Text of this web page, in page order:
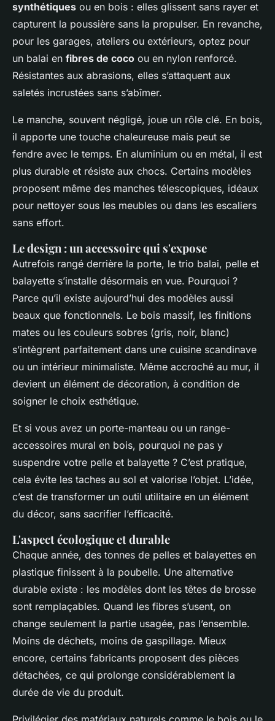
synthétiques ou en bois : elles glissent sans rayer et
capturent la poussière sans la propulser. En revanche,
pour les garages, ateliers ou extérieurs, optez pour
un balai en fibres de coco ou en nylon renforcé.
Résistantes aux abrasions, elles s’attaquent aux
saletés incrustées sans s’abîmer.
Le manche, souvent négligé, joue un rôle clé. En bois,
il apporte une touche chaleureuse mais peut se
fendre avec le temps. En aluminium ou en métal, il est
plus durable et résiste aux chocs. Certains modèles
proposent même des manches télescopiques, idéaux
pour nettoyer sous les meubles ou dans les escaliers
sans effort.
Le design : un accessoire qui s'expose
Autrefois rangé derrière la porte, le trio balai, pelle et
balayette s’installe désormais en vue. Pourquoi ?
Parce qu’il existe aujourd’hui des modèles aussi
beaux que fonctionnels. Le bois massif, les finitions
mates ou les couleurs sobres (gris, noir, blanc)
s’intègrent parfaitement dans une cuisine scandinave
ou un intérieur minimaliste. Même accroché au mur, il
devient un élément de décoration, à condition de
soigner le choix esthétique.
Et si vous avez un porte-manteau ou un range-
accessoires mural en bois, pourquoi ne pas y
suspendre votre pelle et balayette ? C’est pratique,
cela évite les taches au sol et valorise l’objet. L’idée,
c’est de transformer un outil utilitaire en un élément
du décor, sans sacrifier l’efficacité.
L'aspect écologique et durable
Chaque année, des tonnes de pelles et balayettes en
plastique finissent à la poubelle. Une alternative
durable existe : les modèles dont les têtes de brosse
sont remplaçables. Quand les fibres s’usent, on
change seulement la partie usagée, pas l’ensemble.
Moins de déchets, moins de gaspillage. Mieux
encore, certains fabricants proposent des pièces
détachées, ce qui prolonge considérablement la
durée de vie du produit.